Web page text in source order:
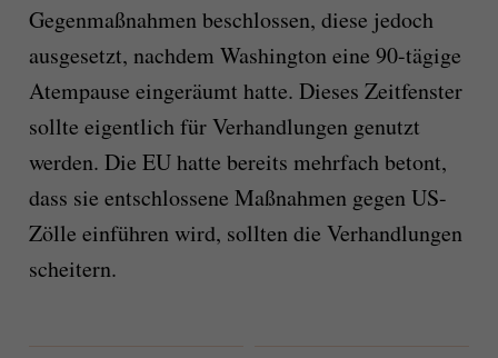
Gegenmaßnahmen beschlossen, diese jedoch
ausgesetzt, nachdem Washington eine 90-tägige
Atempause eingeräumt hatte. Dieses Zeitfenster
sollte eigentlich für Verhandlungen genutzt
werden. Die EU hatte bereits mehrfach betont,
dass sie entschlossene Maßnahmen gegen US-
Zölle einführen wird, sollten die Verhandlungen
scheitern.